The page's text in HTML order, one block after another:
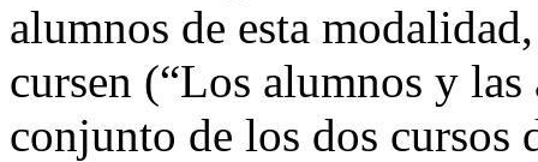
alumnos de esta
cursen (“Los alumnos y
conjunto de los dos